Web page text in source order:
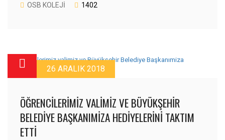
OSB KOLEJI 1402
26 ARALIK 2018
ÖĞRENCILERIMIZ VALIMIZ VE BÜYÜKŞEHIR
BELEDIYE BAŞKANIMIZA HEDIYELERINI TAKTIM
ETTI